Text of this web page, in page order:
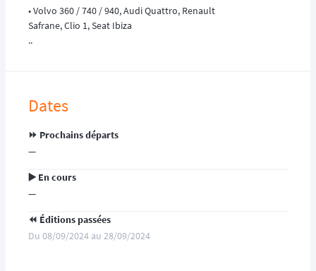
• Volvo 360 / 740 / 940, Audi Quattro, Renault
Safrane, Clio 1, Seat Ibiza
..
Dates
⏩️ Prochains départs
—
▶️ En cours
—
⏪️ Éditions passées
Du 08/09/2024 au 28/09/2024